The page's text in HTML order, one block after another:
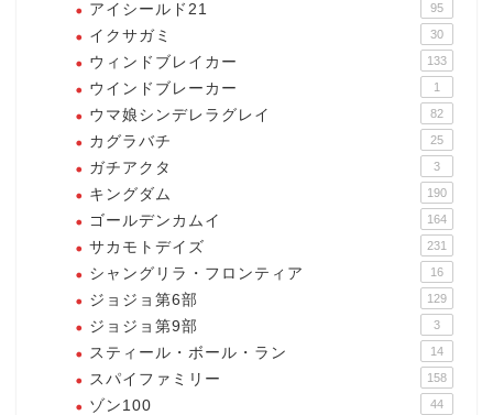
アイシールド21 95
イクサガミ 30
ウィンドブレイカー 133
ウインドブレーカー 1
ウマ娘シンデレラグレイ 82
カグラバチ 25
ガチアクタ 3
キングダム 190
ゴールデンカムイ 164
サカモトデイズ 231
シャングリラ・フロンティア 16
ジョジョ第6部 129
ジョジョ第9部 3
スティール・ボール・ラン 14
スパイファミリー 158
ゾン100 44